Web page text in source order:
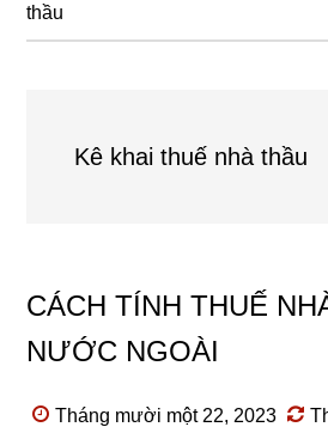
thầu
Kê khai thuế nhà thầu
CÁCH TÍNH THUẾ
NƯỚC NGOÀI
Tháng mười một 22, 2023